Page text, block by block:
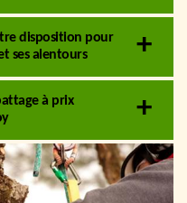
disposition pour
ses alentours
à prix